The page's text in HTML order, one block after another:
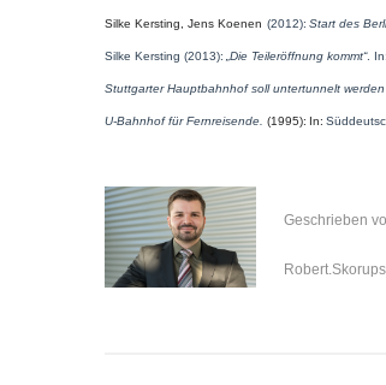
Silke Kersting, Jens Koenen (2012): Start des
Silke Kersting (2013): „Die Teileröffnung kommt“.
Stuttgarter Hauptbahnhof soll untertunnelt werden
U-Bahnhof für Fernreisende. (1995): In:
Geschrieben